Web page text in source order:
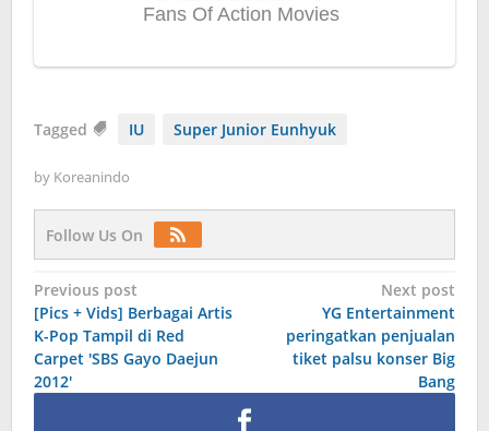
Tagged IU Super Junior Eunhyuk
by Koreanindo
Follow Us On
Post
navigation
Previous post
[Pics + Vids] Berbagai Artis
K-Pop Tampil di Red
Carpet 'SBS Gayo Daejun
2012'
Next post
YG Entertainment
peringatkan penjualan
tiket palsu konser Big
Bang